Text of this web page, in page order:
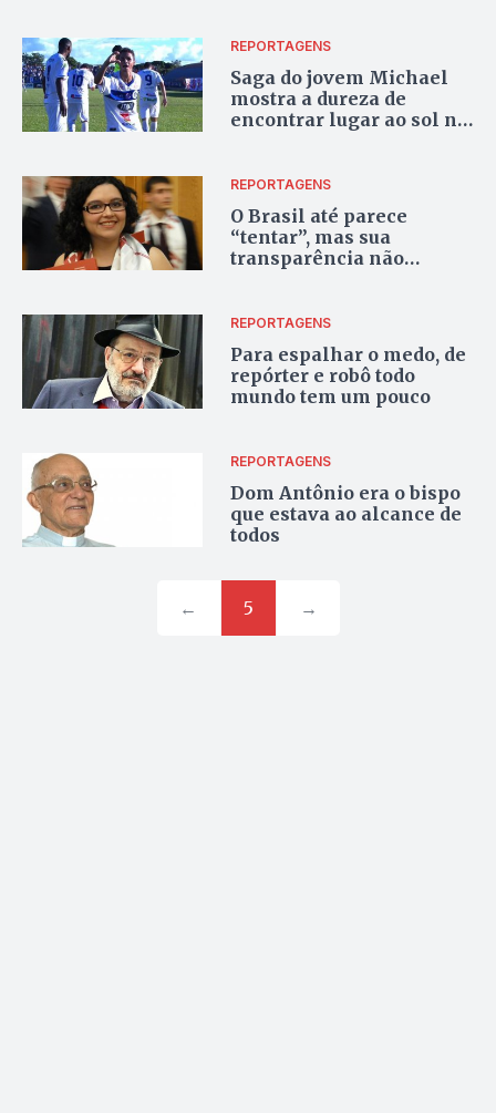
REPORTAGENS
Saga do jovem Michael
mostra a dureza de
encontrar lugar ao sol no
REPORTAGENS
O Brasil até parece
“tentar”, mas sua
transparência não
REPORTAGENS
Para espalhar o medo, de
repórter e robô todo
mundo tem um pouco
REPORTAGENS
Dom Antônio era o bispo
que estava ao alcance de
todos
← 5 →